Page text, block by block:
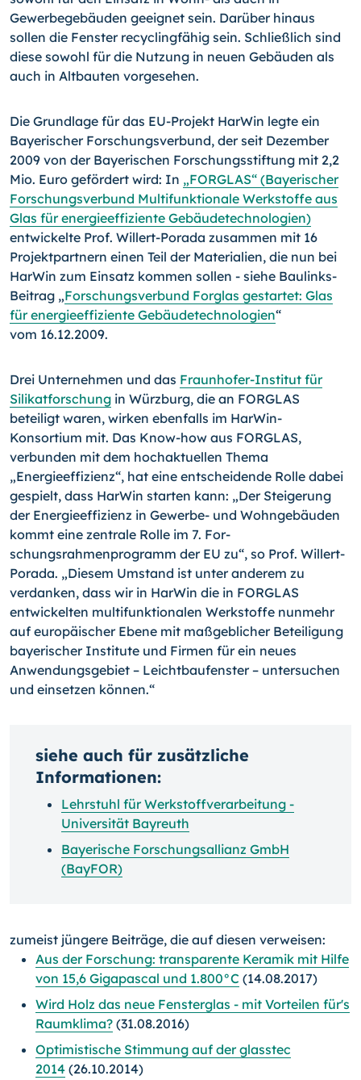
Gewerbegebäu­den geeignet sein. Darüber hinaus
sollen die Fenster recyclingfähig sein. Schließlich sind
diese sowohl für die Nutzung in neuen Gebäuden als
auch in Altbauten vorgese­hen.
Die Grundlage für das EU-Projekt HarWin legte ein
Bayerischer Forschungsverbund, der seit Dezember
2009 von der Bayerischen Forschungsstiftung mit 2,2
Mio. Euro geför­dert wird: In „FORGLAS“ (Bayerischer
Forschungsverbund Multifunktionale Werkstoffe aus
Glas für energieeffiziente Gebäudetechnologien)
entwickelte Prof. Willert-Porada zusammen mit 16
Projektpartnern einen Teil der Materialien, die nun bei
HarWin zum Einsatz kommen sollen - siehe Baulinks-
Beitrag „Forschungsverbund Forglas gestartet: Glas
für energieeffiziente Gebäudetechnologien“
vom 16.12.2009.
Drei Unternehmen und das Fraunhofer-Institut für
Silikatforschung in Würzburg, die an FORGLAS
beteiligt waren, wirken ebenfalls im HarWin-
Konsortium mit. Das Know-how aus FORGLAS,
verbunden mit dem hochaktuellen Thema
„Energieeffizienz“, hat eine entscheidende Rolle dabei
gespielt, dass HarWin starten kann: „Der Steigerung
der Energieeffizienz in Gewerbe- und Wohngebäuden
kommt eine zentrale Rolle im 7. For­
schungsrahmenprogramm der EU zu“, so Prof. Willert-
Porada. „Diesem Umstand ist unter anderem zu
verdanken, dass wir in HarWin die in FORGLAS
entwickelten multi­funktionalen Werkstoffe nunmehr
auf europäischer Ebene mit maßgeblicher Beteiligung
bayerischer Institute und Firmen für ein neues
Anwendungsgebiet – Leichtbaufens­ter – untersuchen
und einsetzen können.“
siehe auch für zusätzliche
Informationen:
Lehrstuhl für Werkstoffverarbeitung -
Universität Bayreuth
Bayerische Forschungsallianz GmbH
(BayFOR)
zumeist jüngere Beiträge, die auf diesen verweisen:
Aus der Forschung: transparente Keramik mit Hilfe
von 15,6 Gigapascal und 1.800°C (14.08.2017)
Wird Holz das neue Fensterglas - mit Vorteilen für's
Raumklima? (31.08.2016)
Optimistische Stimmung auf der glasstec
2014 (26.10.2014)